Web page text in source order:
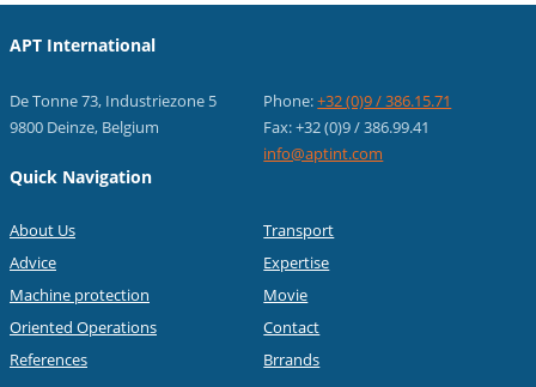
APT International
De Tonne 73, Industriezone 5
9800 Deinze, Belgium
Phone:+32 (0)9 / 386.15.71
Fax: +32 (0)9 / 386.99.41
info@aptint.com
Quick Navigation
About Us
Advice
Machine protection
Oriented Operations
References
Transport
Expertise
Movie
Contact
Brrands